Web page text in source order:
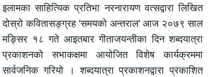
इलामका साहित्यिक प्रतिभा नरनारायण वत्सद्वारा लिखित
दोस्रो कवितासङ्ग्रह ‘समयको अन्तराल’ आज २०७९ साल
मङ्सिर १८ गते आइतबार गीताजयन्तीका दिन शब्दयात्रा
प्रकाशनको सभाकक्षमा आयोजित विशेष कार्यक्रममा
सार्वजनिक गरियो । शब्दयात्रा प्रकाशनद्वारा प्रकाशित